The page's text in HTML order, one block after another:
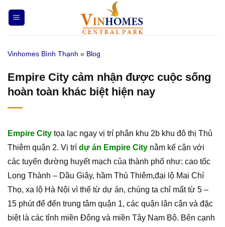
qua
nội
Vinhomes Bình Thạnh » Blog
Empire City cảm nhận được cuộc sống
hoàn toàn khác biệt hiện nay
Empire City tọa lạc ngay vị trí phân khu 2b khu đô thị Thủ
Thiêm quận 2. Vị trí dự án Empire City nằm kế cận với
các tuyến đường huyết mạch của thành phố như: cao tốc
Long Thành – Dầu Giây, hầm Thủ Thiêm,đại lộ Mai Chí
Thọ, xa lộ Hà Nội vì thế từ dự án, chúng ta chỉ mất từ 5 –
15 phút để đến trung tâm quận 1, các quận lân cận và đặc
biệt là các tỉnh miền Đông và miền Tây Nam Bộ. Bên cạnh